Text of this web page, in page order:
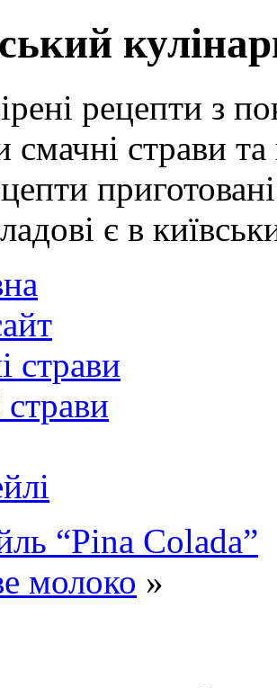
рецепти з
смачні страви та
є в
страви
“Pina Colada”
молоко »